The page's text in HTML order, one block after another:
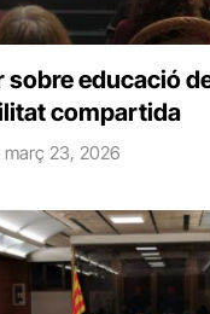
sobre educació
compartida
març 23, 2026